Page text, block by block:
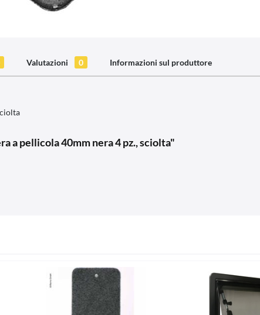
Valutazioni 0 Informazioni sul produttore
a pellicola 40mm nera 4 pz., sciolta"